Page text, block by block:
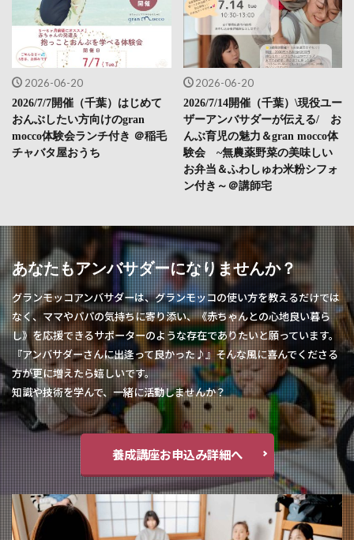
2026-06-20
2026/7/7開催（千葉）はじめて
おんぶしたい方向けのgran
mocco体験会ランチ付き ＠稲毛
チャバタ屋おうち
2026-06-20
2026/7/14開催（千葉）\現役ユー
ザーアンバサダーが伝える/ お
んぶ育児の魅力＆gran mocco体
験会 ~無農薬野菜の美味しい
お弁当＆ふわしゅわ米粉シフォ
ン付き～＠講師宅
あなたもアンバサダーになりませんか？
グランモッコアンバサダーは、グランモッコの使い方を教えるだけでは
なく、ママやパパの気持ちに寄り添い、《赤ちゃんとの心地良い暮ら
し》を応援できるサポーターのような存在でありたいと願っています。
『アンバサダーさんに出逢って良かった♪』そんな風に喜んでくださる
方が更に増えたら嬉しいです。
知識や技術を学んで、一緒に活動しませんか？
養成講座お申込み詳細へ